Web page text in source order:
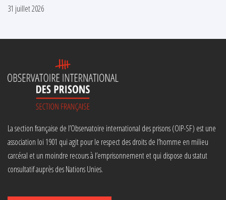
31 juillet 2026
La section française de l’Observatoire international des prisons (OIP-SF) est une
association loi 1901 qui agit pour le respect des droits de l’homme en milieu
carcéral et un moindre recours à l’emprisonnement et qui dispose du statut
consultatif auprès des Nations Unies.